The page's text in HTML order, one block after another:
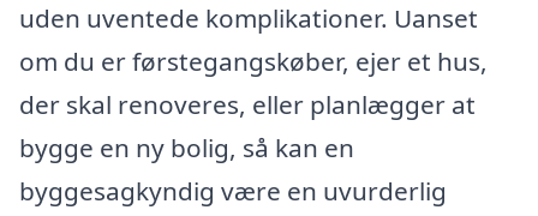
uden uventede komplikationer. Uanset
om du er førstegangskøber, ejer et hus,
der skal renoveres, eller planlægger at
bygge en ny bolig, så kan en
byggesagkyndig være en uvurderlig